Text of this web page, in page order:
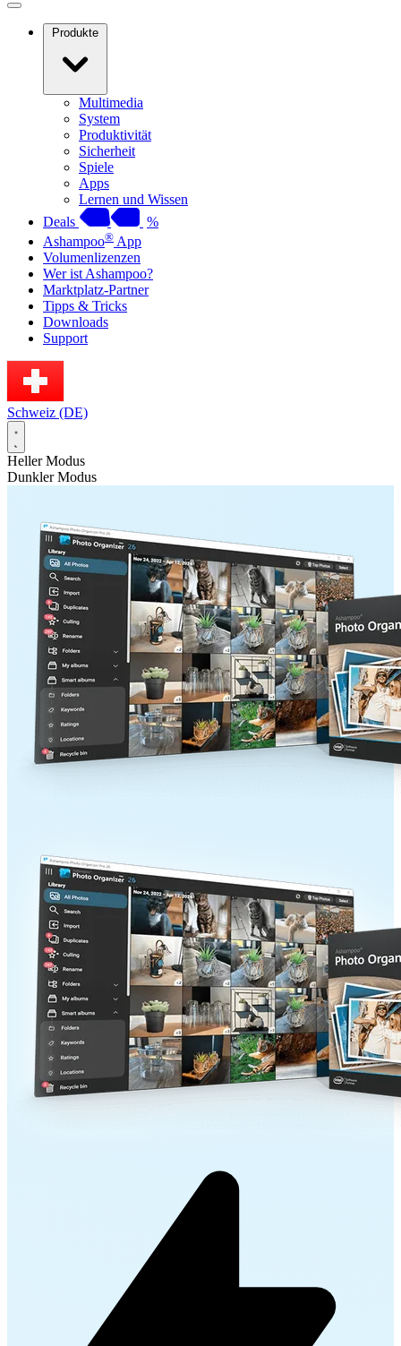
Produkte
Multimedia
System
Produktivität
Sicherheit
Spiele
Apps
Lernen und Wissen
Deals
%
Ashampoo® App
Volumenlizenzen
Wer ist Ashampoo?
Marktplatz-Partner
Tipps & Tricks
Downloads
Support
Schweiz (DE)
Heller Modus
Dunkler Modus